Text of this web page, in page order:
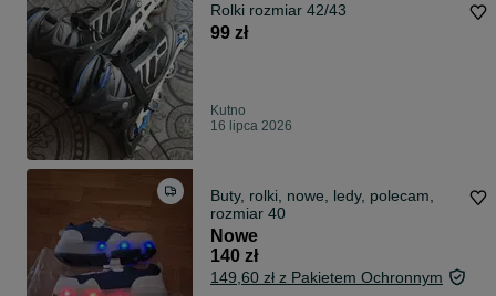
Rolki rozmiar 42/43
99 zł
Kutno
16 lipca 2026
Buty, rolki, nowe, ledy, polecam,
rozmiar 40
Nowe
140 zł
149,60 zł z Pakietem Ochronnym